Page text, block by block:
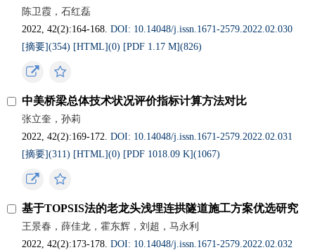
陈卫霞，石红磊
2022, 42(2):164-168.DOI: 10.14048/j.issn.1671-2579.2022.02.030
[摘要](354) [HTML](0) [PDF 1.17 M](826)
中美桥梁总体技术状况评价指标计算方法对比
张立奎，孙莉
2022, 42(2):169-172.DOI: 10.14048/j.issn.1671-2579.2022.02.031
[摘要](311) [HTML](0) [PDF 1018.09 K](1067)
基于TOPSIS法的老龙头浅埋连拱隧道施工方案优选研究
王景春，薛佳龙，霍东辉，刘超，马永利
2022, 42(2):173-178.DOI: 10.14048/j.issn.1671-2579.2022.02.032